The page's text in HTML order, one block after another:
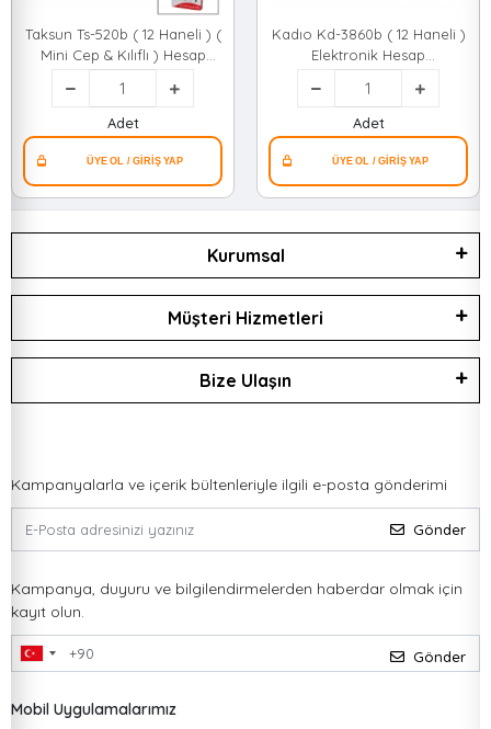
Taksun Ts-520b ( 12 Haneli ) (
Mini Cep & Kılıflı ) Hesap
Makinesi (6.6x1.9x9.3cm)*500
Adet
Kadıo Kd-3860b ( 12 Haneli )
Elektronik Hesap
Makinesi*150
Adet
Kurumsal
Müşteri Hizmetleri
Bize Ulaşın
Kampanyalarla ve içerik bültenleriyle ilgili e-posta gönderimi
Gönder
Kampanya, duyuru ve bilgilendirmelerden haberdar olmak için
kayıt olun.
Gönder
Mobil Uygulamalarımız